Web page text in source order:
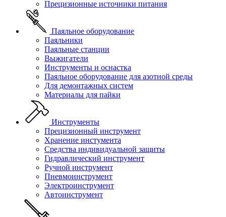
Прецизионные источники питания
Паяльное оборудование
Паяльники
Паяльные станции
Выжигатели
Инструменты и оснастка
Паяльное оборудование для азотной среды
Для демонтажных систем
Материалы для пайки
Инструменты
Прецизионный инструмент
Хранение инстумента
Средства индивидуальной защиты
Гидравлический инструмент
Ручной инструмент
Пневмоинструмент
Электроинструмент
Автоинструмент